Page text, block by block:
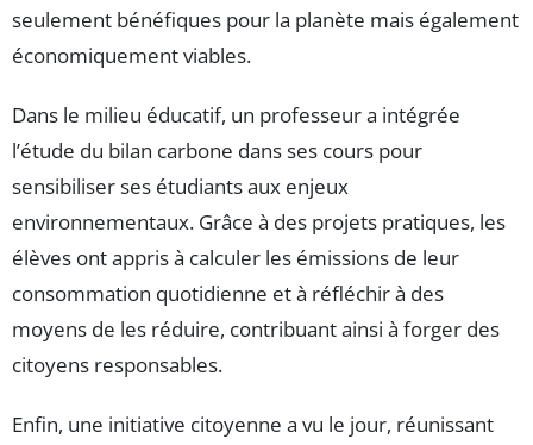
seulement bénéfiques pour la planète mais également
économiquement viables.
Dans le milieu éducatif, un professeur a intégrée
l’étude du bilan carbone dans ses cours pour
sensibiliser ses étudiants aux enjeux
environnementaux. Grâce à des projets pratiques, les
élèves ont appris à calculer les émissions de leur
consommation quotidienne et à réfléchir à des
moyens de les réduire, contribuant ainsi à forger des
citoyens responsables.
Enfin, une initiative citoyenne a vu le jour, réunissant